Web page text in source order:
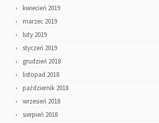
kwiecień 2019
marzec 2019
luty 2019
styczeń 2019
grudzień 2018
listopad 2018
październik 2018
wrzesień 2018
sierpień 2018